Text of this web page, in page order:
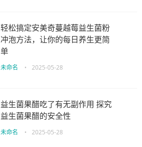
轻松搞定安美奇蔓越莓益生菌粉
冲泡方法，让你的每日养生更简
单
未命名 • 2025-05-28
益生菌果醋吃了有无副作用 探究
益生菌果醋的安全性
未命名 • 2025-05-28